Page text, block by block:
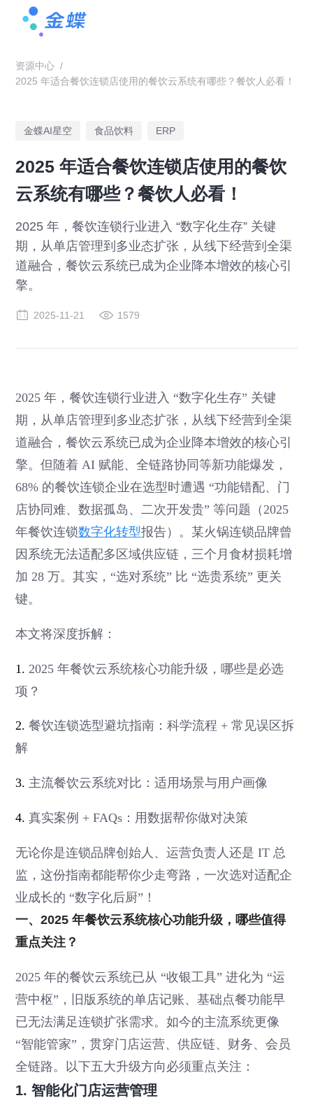
资源中心 /
2025 年适合餐饮连锁店使用的餐饮云系统有哪些？餐饮人必看！
金蝶AI星空 食品饮料 ERP
2025 年适合餐饮连锁店使用的餐饮
云系统有哪些？餐饮人必看！
2025 年，餐饮连锁行业进入 “数字化生存” 关键
期，从单店管理到多业态扩张，从线下经营到全渠
道融合，餐饮云系统已成为企业降本增效的核心引
擎。
2025-11-21 1579
2025 年，餐饮连锁行业进入 “数字化生存” 关键
期，从单店管理到多业态扩张，从线下经营到全渠
道融合，餐饮云系统已成为企业降本增效的核心引
擎。但随着 AI 赋能、全链路协同等新功能爆发，
68% 的餐饮连锁企业在选型时遭遇 “功能错配、门
店协同难、数据孤岛、二次开发贵” 等问题（2025
年餐饮连锁数字化转型报告）。某火锅连锁品牌曾
因系统无法适配多区域供应链，三个月食材损耗增
加 28 万。其实，“选对系统” 比 “选贵系统” 更关
键。
本文将深度拆解：
1. 2025 年餐饮云系统核心功能升级，哪些是必选
项？
2.餐饮连锁选型避坑指南：科学流程 + 常见误区拆
解
3. 主流餐饮云系统对比：适用场景与用户画像
4.真实案例 + FAQs：用数据帮你做对决策
无论你是连锁品牌创始人、运营负责人还是 IT 总
监，这份指南都能帮你少走弯路，一次选对适配企
业成长的 “数字化后厨”！
一、2025 年餐饮云系统核心功能升级，哪些值得
重点关注？
2025 年的餐饮云系统已从 “收银工具” 进化为 “运
营中枢”，旧版系统的单店记账、基础点餐功能早
已无法满足连锁扩张需求。如今的主流系统更像
“智能管家”，贯穿门店运营、供应链、财务、会员
全链路。以下五大升级方向必须重点关注：
1. 智能化门店运营管理